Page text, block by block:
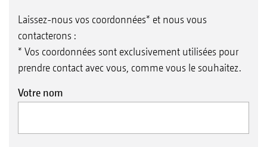
Laissez-nous vos coordonnées* et nous vous
contacterons :
* Vos coordonnées sont exclusivement utilisées pour
prendre contact avec vous, comme vous le souhaitez.
Votre nom